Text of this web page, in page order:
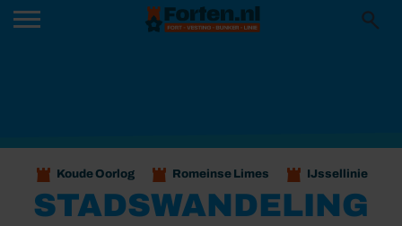
Koude Oorlog Romeinse Limes IJssellinie
STADSWANDELING